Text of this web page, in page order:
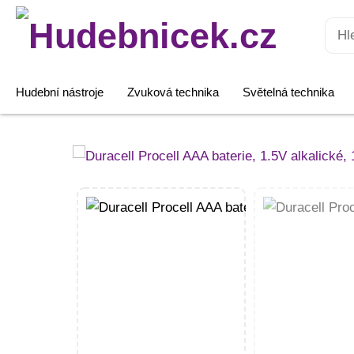
Hledat:
Hudební nástroje Zvuková technika Světelná technika
Duracell
AAA